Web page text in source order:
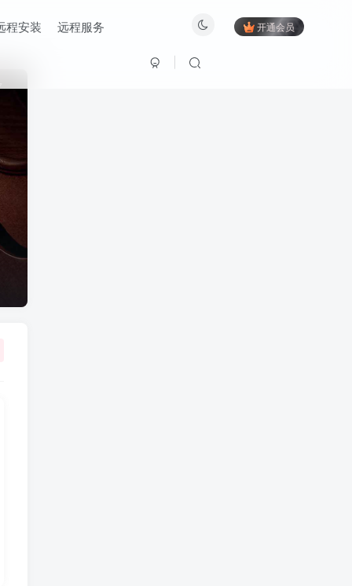
程安装 远程服务 开通会员